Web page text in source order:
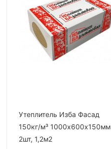
Утеплитель Изба Фасад
150кг/м³ 1000х600х150мм
2шт, 1,2м2